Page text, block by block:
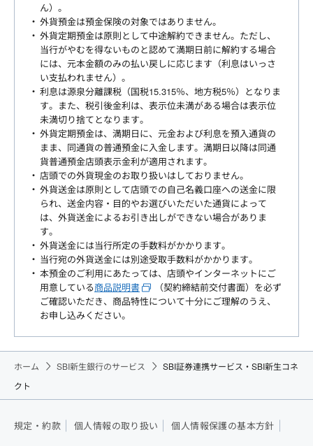
ん）。
外貨預金は預金保険の対象ではありません。
外貨定期預金は原則として中途解約できません。ただし、
当行がやむを得ないものと認めて満期日前に解約する場合
には、元本金額のみの払い戻しに応じます（利息はいっさ
い支払われません）。
利息は源泉分離課税（国税15.315％、地方税5％）となりま
す。また、税引後金利は、表示位未満がある場合は表示位
未満切り捨てとなります。
外貨定期預金は、満期日に、元金および利息を預入通貨の
まま、同通貨の普通預金に入金します。満期日以降は同通
貨普通預金店頭表示金利が適用されます。
店頭での外貨現金のお取り扱いはしておりません。
外貨送金は原則として店頭での自己名義口座への送金に限
られ、送金内容・目的やお選びいただいた通貨によって
は、外貨送金によるお引き出しができない場合がありま
す。
外貨送金には当行所定の手数料がかかります。
当行宛の外貨送金には別途受取手数料がかかります。
本預金のご利用にあたっては、店頭やインターネットにご
用意している商品説明書
（契約締結前交付書面）を必ず
ご確認いただき、商品特性について十分にご理解のうえ、
お申し込みください。
ホーム SBI新生銀行のサービス
SBI証券連携サービス・SBI新生コネ
クト
規定・約款 個人情報の取り扱い 個人情報保護の基本方針